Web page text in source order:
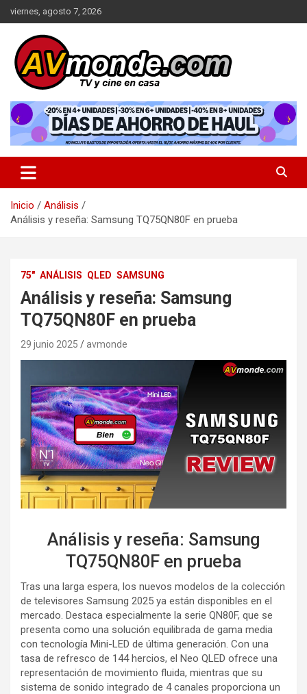
Saltar
al
contenido
viernes, agosto 7, 2026
AVMonde.com | Descubre las
Últimas Pruebas en Televisores
y Cine en Casa
Inicio
Análisis
Análisis y reseña: Samsung TQ75QN80F en prueba
75" ANÁLISIS QLED SAMSUNG
Análisis y reseña: Samsung
TQ75QN80F en prueba
29 junio 2025 avmonde
Análisis y reseña: Samsung
TQ75QN80F en prueba
Tras una larga espera, los nuevos modelos de la colección
de televisores Samsung 2025 ya están disponibles en el
mercado. Destaca especialmente la serie QN80F, que se
presenta como una solución equilibrada de gama media
con tecnología Mini-LED de última generación. Con una
tasa de refresco de 144 hercios, el Neo QLED ofrece una
representación de movimiento fluida, mientras que su
sistema de sonido integrado de 4 canales proporciona un